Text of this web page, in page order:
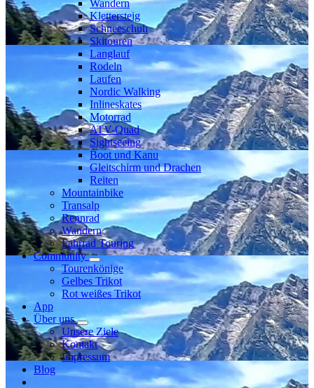
Wandern
Klettersteig
Schneeschuh
Skitouren
Langlauf
Rodeln
Laufen
Nordic Walking
Inlineskates
Motorrad
ATV-Quad
Sightseeing
Boot und Kanu
Gleitschirm und Drachen
Reiten
Mountainbike
Transalp
Rennrad
Wandern
Fahrrad Touring
Community
Tourenkönige
Gelbes Trikot
Rot weißes Trikot
App
Über uns
Unsere Ziele
Kontakt
Impressum
Blog